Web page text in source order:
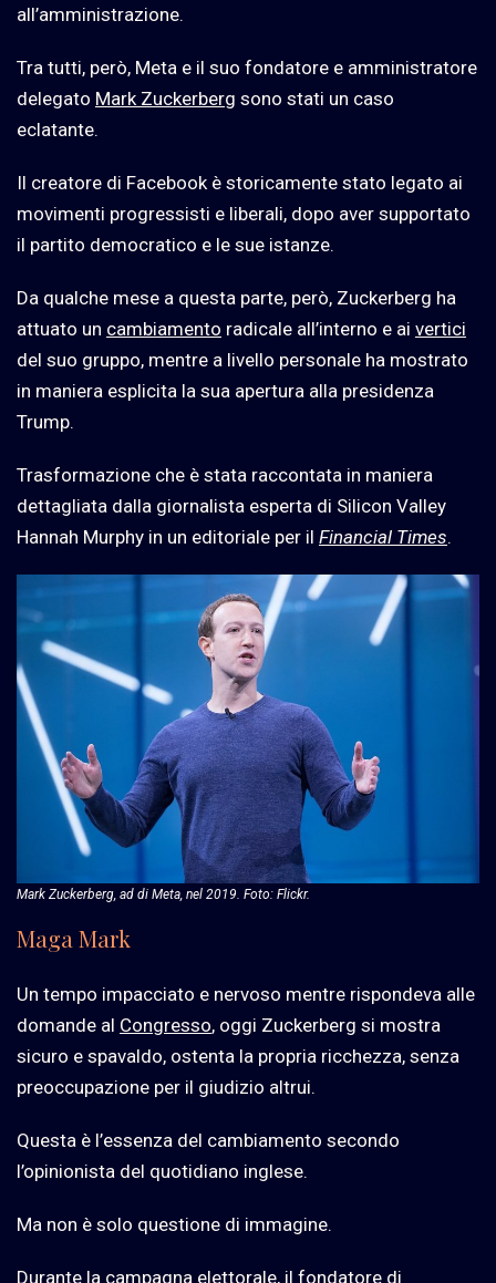
all’amministrazione.
Tra tutti, però, Meta e il suo fondatore e amministratore
delegato Mark Zuckerberg sono stati un caso
eclatante.
Il creatore di Facebook è storicamente stato legato ai
movimenti progressisti e liberali, dopo aver supportato
il partito democratico e le sue istanze.
Da qualche mese a questa parte, però, Zuckerberg ha
attuato un cambiamento radicale all’interno e ai vertici
del suo gruppo, mentre a livello personale ha mostrato
in maniera esplicita la sua apertura alla presidenza
Trump.
Trasformazione che è stata raccontata in maniera
dettagliata dalla giornalista esperta di Silicon Valley
Hannah Murphy in un editoriale per il Financial Times.
Mark Zuckerberg, ad di Meta, nel 2019. Foto: Flickr.
Maga Mark
Un tempo impacciato e nervoso mentre rispondeva alle
domande al Congresso, oggi Zuckerberg si mostra
sicuro e spavaldo, ostenta la propria ricchezza, senza
preoccupazione per il giudizio altrui.
Questa è l’essenza del cambiamento secondo
l’opinionista del quotidiano inglese.
Ma non è solo questione di immagine.
Durante la campagna elettorale, il fondatore di